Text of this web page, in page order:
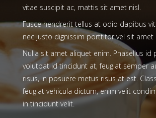
vitae suscipit ac, mattis sit amet nisl.
Fusce hendrerit tellus at odio dapibus
nec justo dignissim porttitor vel sit amet
Nulla sit amet aliquet enim. Phasellus
volutpat id tincidunt at, feugiat semper
risus, in posuere metus risus at est.
feugiat vehicula dictum, enim velit
in tincidunt velit.